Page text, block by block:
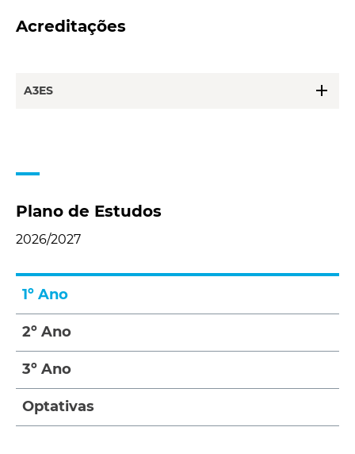
Acreditações
A3ES add
Plano de Estudos
2026/2027
1º Ano
2º Ano
3º Ano
Optativas